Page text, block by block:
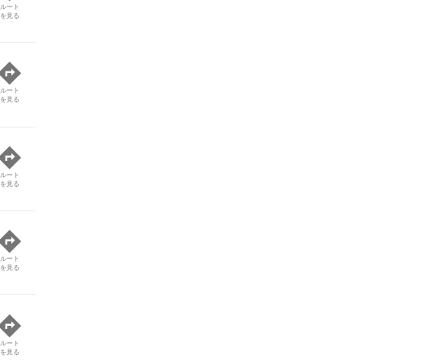
ルート
を見る
ルート
を見る
ルート
を見る
ルート
を見る
ルート
を見る